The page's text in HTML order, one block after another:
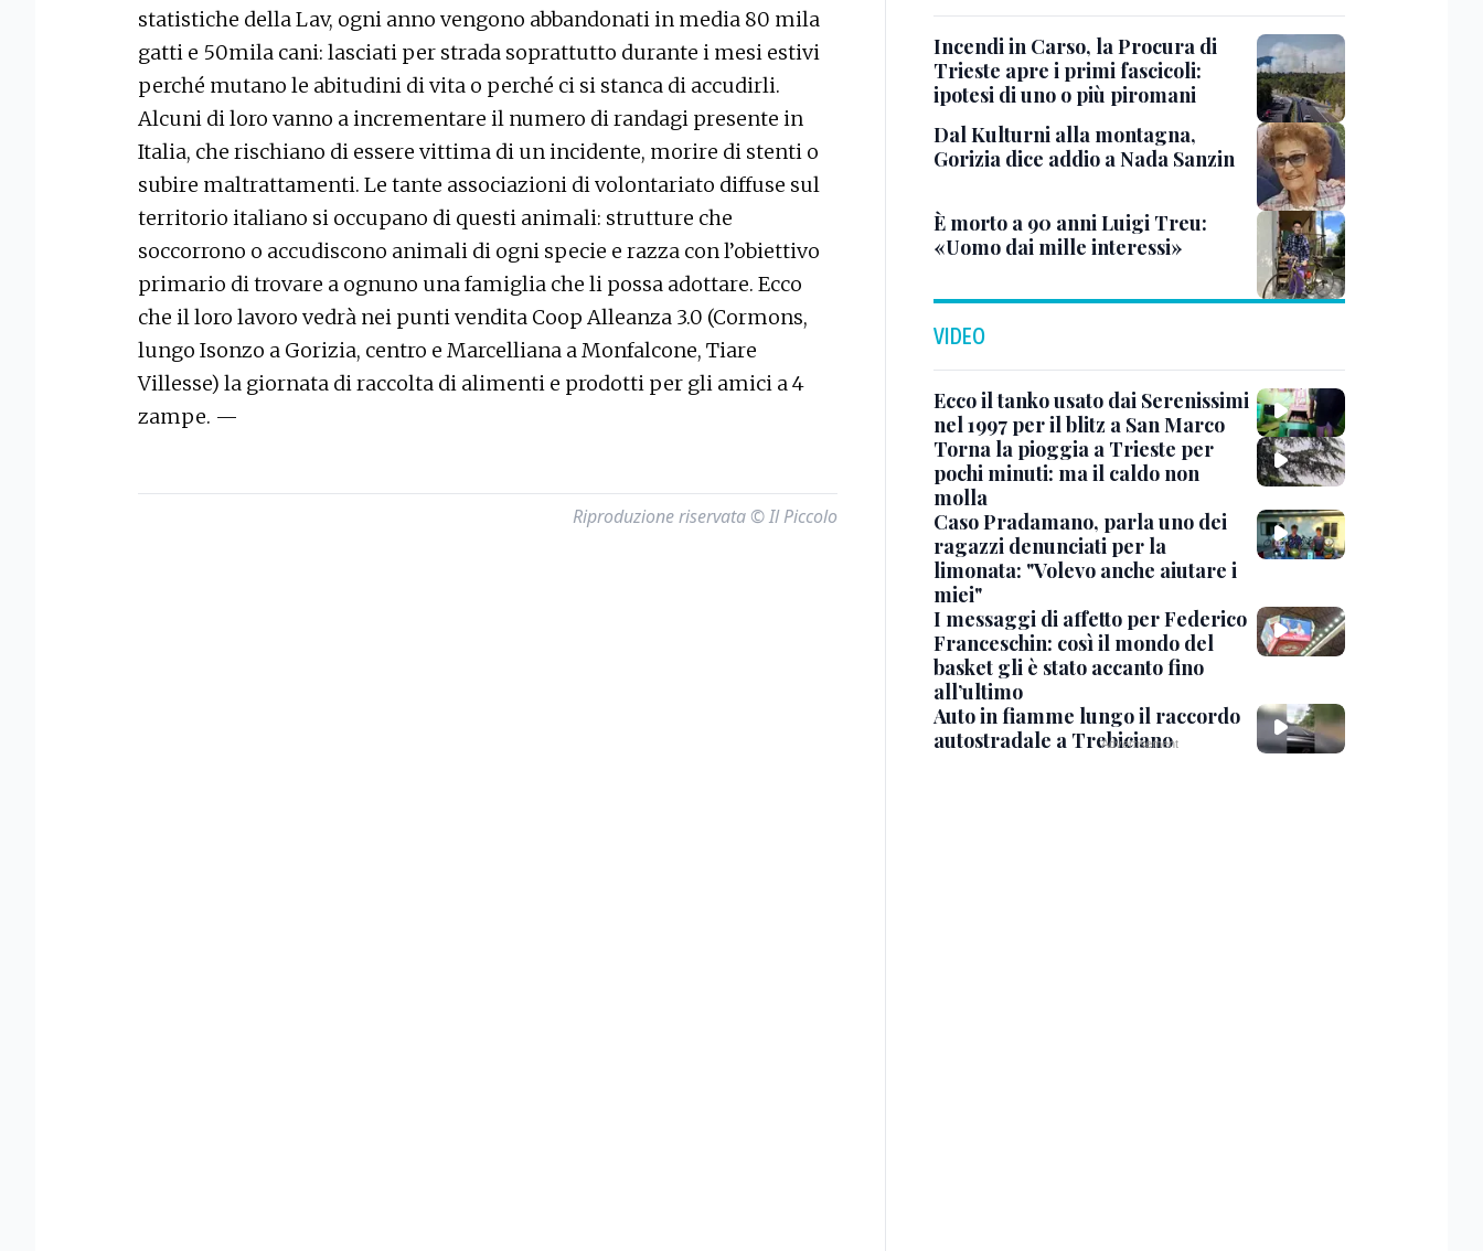
statistiche della Lav, ogni anno vengono abbandonati in media 80 mila
gatti e 50mila cani: lasciati per strada soprattutto durante i mesi estivi
perché mutano le abitudini di vita o perché ci si stanca di accudirli.
Alcuni di loro vanno a incrementare il numero di randagi presente in
Italia, che rischiano di essere vittima di un incidente, morire di stenti o
subire maltrattamenti. Le tante associazioni di volontariato diffuse sul
territorio italiano si occupano di questi animali: strutture che
soccorrono o accudiscono animali di ogni specie e razza con l’obiettivo
primario di trovare a ognuno una famiglia che li possa adottare. Ecco
che il loro lavoro vedrà nei punti vendita Coop Alleanza 3.0 (Cormons,
lungo Isonzo a Gorizia, centro e Marcelliana a Monfalcone, Tiare
Villesse) la giornata di raccolta di alimenti e prodotti per gli amici a 4
zampe. —
Riproduzione riservata © Il Piccolo
Incendi in Carso, la Procura di
Trieste apre i primi fascicoli:
ipotesi di uno o più piromani
Dal Kulturni alla montagna,
Gorizia dice addio a Nada Sanzin
È morto a 90 anni Luigi Treu:
«Uomo dai mille interessi»
VIDEO
Ecco il tanko usato dai Serenissimi
nel 1997 per il blitz a San Marco
Torna la pioggia a Trieste per
pochi minuti: ma il caldo non
molla
Caso Pradamano, parla uno dei
ragazzi denunciati per la
limonata: "Volevo anche aiutare i
miei"
I messaggi di affetto per Federico
Franceschin: così il mondo del
basket gli è stato accanto fino
all’ultimo
Auto in fiamme lungo il raccordo
autostradale a Trebiciano